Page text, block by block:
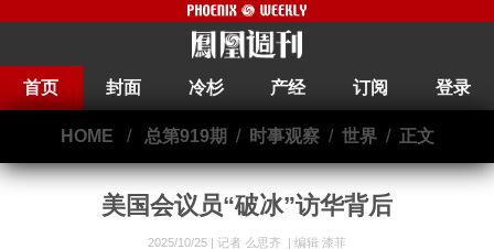
首页 封面 冷杉 产经 订阅 登录
HOME / 总第919期 / 时事观察/ 世界/ 正文
美国会议员“破冰”访华背后
2025/10/25 | 记者 么思齐 编辑 漆菲